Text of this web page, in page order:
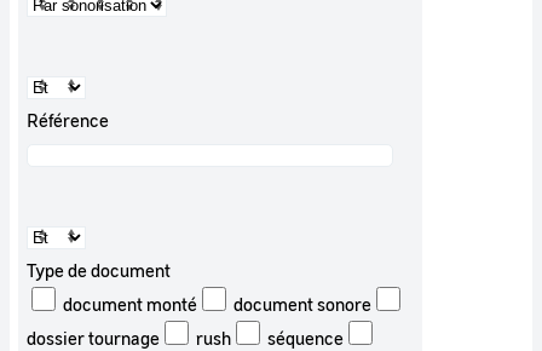
Référence
Type de document
document monté
document sonore
dossier tournage
rush
séquence